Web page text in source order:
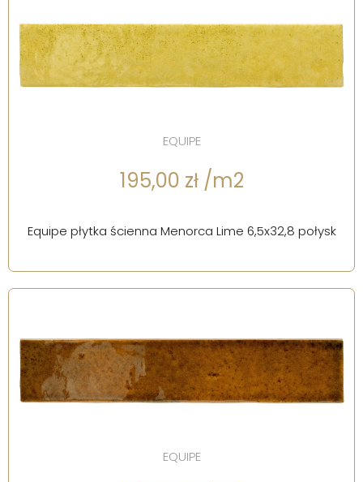
EQUIPE
195,00 zł /m2
Equipe płytka ścienna Menorca Lime 6,5x32,8 połysk
EQUIPE